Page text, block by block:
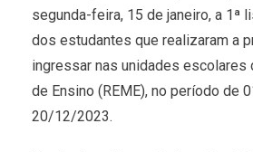
segunda-feira, 15 de janeiro, a 1ª
dos estudantes que realizaram a
ingressar nas unidades escolares
de Ensino (REME), no período de
20/12/2023.